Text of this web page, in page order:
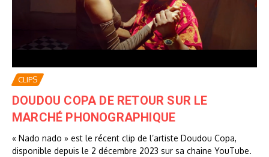
CLIPS
DOUDOU COPA DE RETOUR SUR LE
MARCHÉ PHONOGRAPHIQUE
« Nado nado » est le récent clip de l’artiste Doudou Copa,
disponible depuis le 2 décembre 2023 sur sa chaine YouTube.